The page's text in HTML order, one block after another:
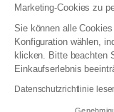
Marketing-Cookies zu
Sie können alle
Konfiguration wählen,
klicken. Bitte beachten
Einkaufserlebnis
Datenschutzrichtlinie
Allgemeine